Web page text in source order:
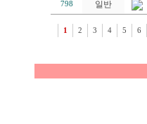
798 일반
1 2 3 4 5 6